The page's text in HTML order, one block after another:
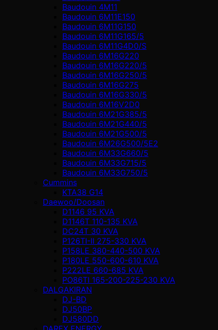
Baudouin 4М11
Baudouin 6M11E150
Baudouin 6M11G150
Baudouin 6M11G165/5
Baudouin 6M11G4D0/S
Baudouin 6M16G220
Baudouin 6M16G220/5
Baudouin 6M16G250/5
Baudouin 6M16G275
Baudouin 6M16G330/5
Baudouin 6M16V2D0
Baudouin 6M21G385/5
Baudouin 6M21G440/5
Baudouin 6M21G500/5
Baudouin 6M26G500/5E2
Baudouin 6M33G660/5
Baudouin 6M33G715/5
Baudouin 6M33G750/5
Cummins
KTA38 G14
Daewoo/Doosan
D1146 95 KVA
D1146T 110-135 KVA
DC24T 30 KVA
P126TI-II 275-330 KVA
P158LE 380-440-500 KVA
P180LE 550-600-610 KVA
P222LE 660-685 KVA
PO86TI 165-200-225-230 KVA
DALGAKIRAN
DJ-BD
DJ50BP
DJ580DD